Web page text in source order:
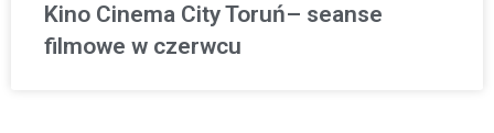
Kino Cinema City Toruń– seanse
filmowe w czerwcu